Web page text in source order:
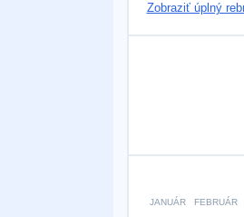
Zobraziť úplný
JANUÁR FEBRUÁR